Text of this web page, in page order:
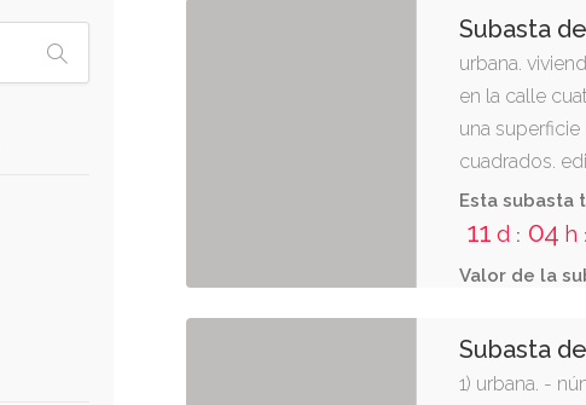
Subasta
urbana.
en la calle
una
cuadrados.
metros
edificada se
Esta subasta
11 d : 04 h :
Valor de la
Subasta
1) urbana. -